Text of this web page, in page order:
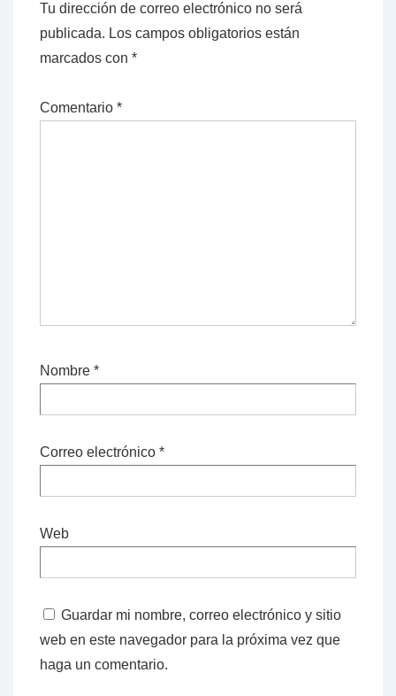
Tu dirección de correo electrónico no será
publicada. Los campos obligatorios están
marcados con *
Comentario *
Nombre *
Correo electrónico *
Web
Guardar mi nombre, correo electrónico y sitio
web en este navegador para la próxima vez que
haga un comentario.